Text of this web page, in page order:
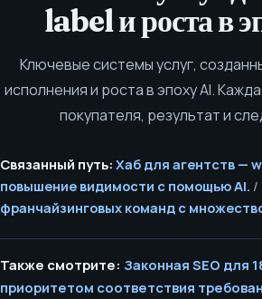
label и роста в
Ключевые системы услуг,
исполнения и роста в эпоху AI.
покупателя, результат и
Связанный путь: Хаб для агентств —
повышение видимости с помощью AI. /
франчайзинговых команд с
Также смотрите: Законная SEO для
приоритетом соответствия